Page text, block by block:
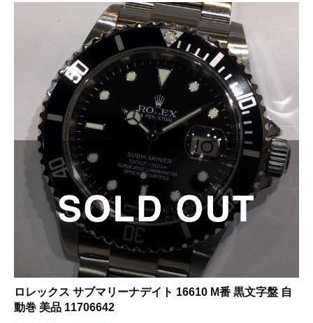
ロレックス サブマリーナデイト 16610 M番 黒文字盤 自
動巻 美品 11706642